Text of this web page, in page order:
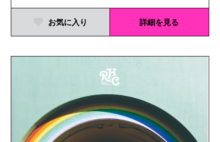
お気に入り 詳細を見る